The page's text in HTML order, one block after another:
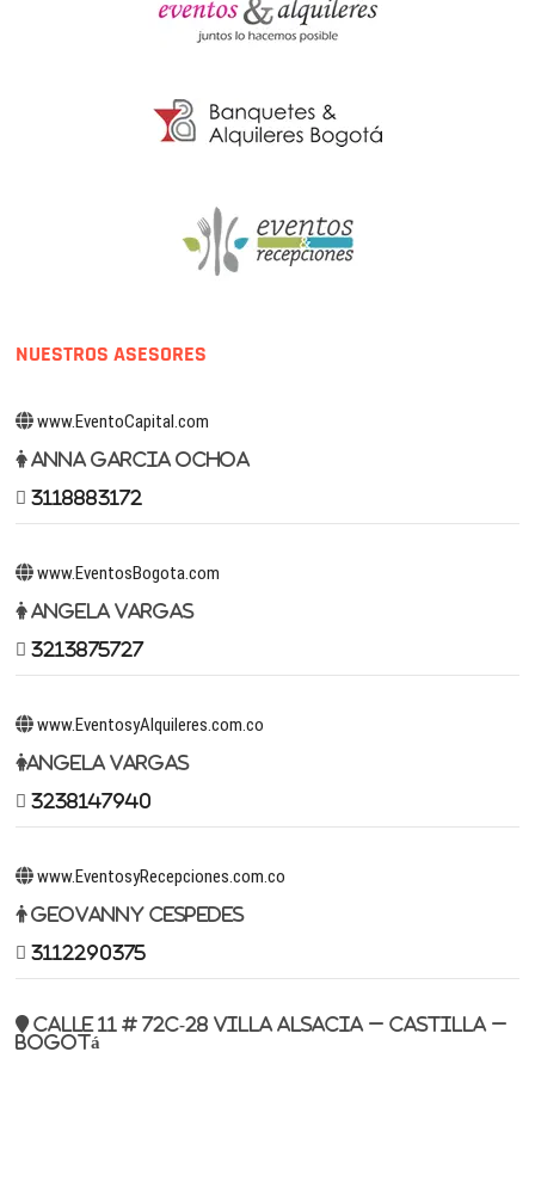
NUESTROS ASESORES
www.EventoCapital.com
Anna Garcia Ochoa
3118883172
www.EventosBogota.com
Angela Vargas
3213875727
www.EventosyAlquileres.com.co
Angela Vargas
3238147940
www.EventosyRecepciones.com.co
Geovanny Cespedes
3112290375
Calle 11 # 72c-28 Villa Alsacia – Castilla –
Bogotá